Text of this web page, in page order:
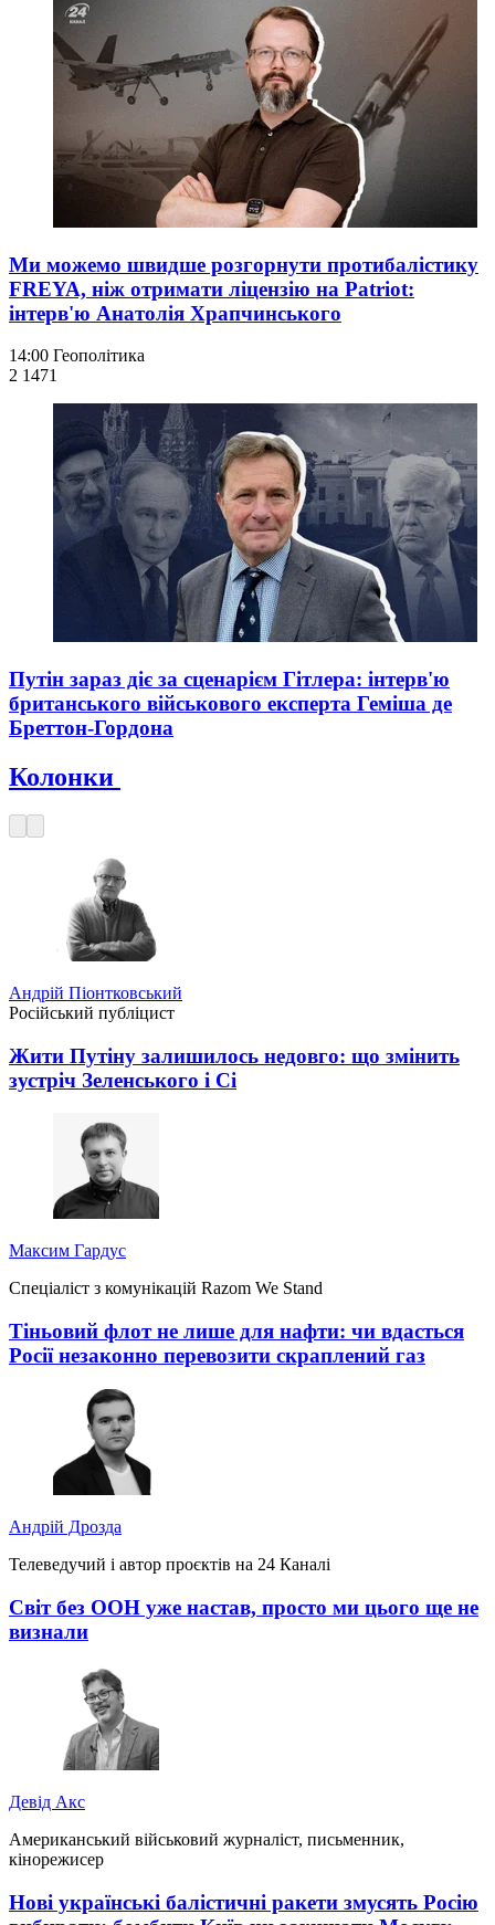
Ми можемо швидше розгорнути протибалістику
FREYA, ніж отримати ліцензію на Patriot:
інтерв'ю Анатолія Храпчинського
14:00 Геополітика
2 1471
Путін зараз діє за сценарієм Гітлера: інтерв'ю
британського військового експерта Геміша де
Бреттон-Гордона
Колонки
Андрій Піонтковський
Російський публіцист
Жити Путіну залишилось недовго: що змінить
зустріч Зеленського і Сі
Максим Гардус
Спеціаліст з комунікацій Razom We Stand
Тіньовий флот не лише для нафти: чи вдасться
Росії незаконно перевозити скраплений газ
Андрій Дрозда
Телеведучий і автор проєктів на 24 Каналі
Світ без ООН уже настав, просто ми цього ще не
визнали
Девід Акс
Американський військовий журналіст, письменник,
кінорежисер
Нові українські балістичні ракети змусять Росію